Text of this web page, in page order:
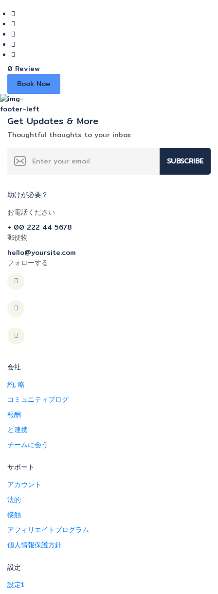
0 Review
Book Now
Get Updates & More
Thoughtful thoughts to your inbox
SUBSCRIBE
助けが必要？
お電話ください
+ 00 222 44 5678
郵便物
hello@yoursite.com
フォローする
会社
約, 略
コミュニティブログ
報酬
と連携
チームに会う
サポート
アカウント
法的
接触
アフィリエイトプログラム
個人情報保護方針
設定
設定1